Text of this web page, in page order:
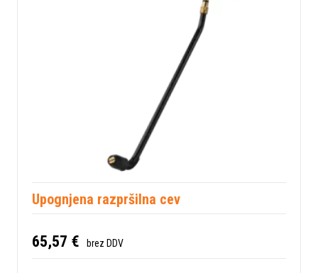
Upognjena razpršilna cev
65,57 € brez DDV